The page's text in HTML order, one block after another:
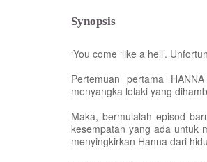
Synopsis
‘You come ‘like a hell’.
Pertemuan pertama
menyangka lelaki yang
Maka, bermulalah episod
kesempatan yang ada untuk
menyingkirkan Hanna dari